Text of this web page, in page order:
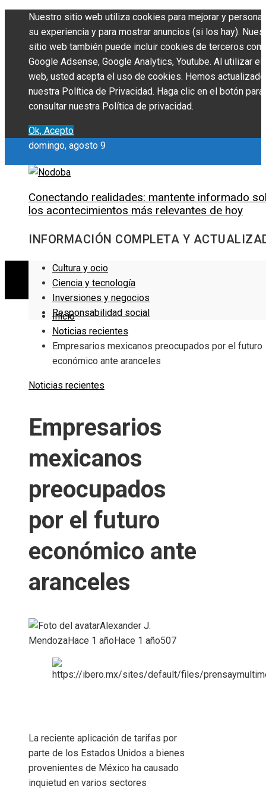
Nuestro sitio web utiliza cookies para mejorar y
su experiencia y para mostrar anuncios (si los hay).
sitio web también puede incluir cookies de terceros
Google Adsense, Google Analytics, Youtube. Al utilizar
web, usted acepta el uso de cookies. Hemos actualizado
nuestra Política de Privacidad. Haga clic en el botón para
consultar nuestra Política de privacidad.
Ok, Acepto
domingo, agosto 9
Conectando realidades: mantente informado
los acontecimientos más relevantes de hoy
INFORMACIÓN COMPLETA Y
Cultura y ocio
Ciencia y tecnología
Inversiones y negocios
Responsabilidad social
Inicio
Noticias recientes
Empresarios mexicanos preocupados por el futuro
económico ante aranceles
Noticias recientes
Empresarios
mexicanos
preocupados
por el futuro
económico ante
aranceles
Alexander J.
MendozaHace 1 añoHace 1 año507
La reciente aplicación de tarifas por
parte de los Estados Unidos a bienes
provenientes de México ha causado
inquietud en varios sectores